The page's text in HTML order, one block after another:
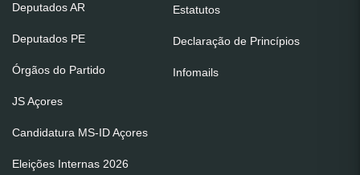
Deputados AR
Deputados PE
Órgãos do Partido
JS Açores
Candidatura MS-ID Açores
Eleições Internas 2026
Estatutos
Declaração de Princípios
Infomails